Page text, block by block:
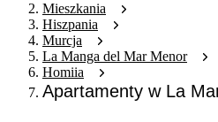
Mieszkania
Hiszpania
Murcja
La Manga del Mar Menor
Homiia
Apartamenty w La